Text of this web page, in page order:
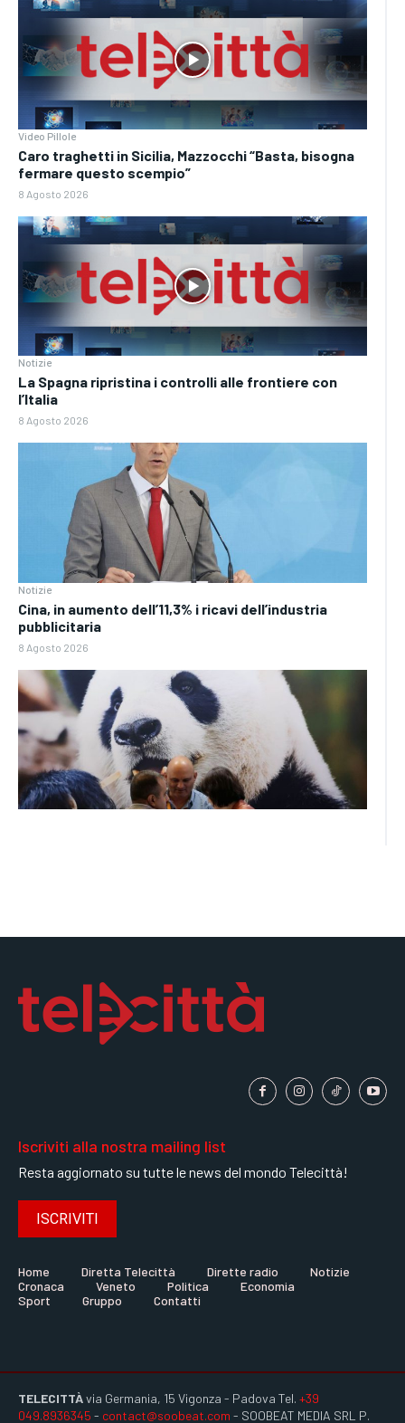
Video Pillole
Caro traghetti in Sicilia, Mazzocchi “Basta, bisogna
fermare questo scempio”
8 Agosto 2026
Notizie
La Spagna ripristina i controlli alle frontiere con
l’Italia
8 Agosto 2026
Notizie
Cina, in aumento dell’11,3% i ricavi dell’industria
pubblicitaria
8 Agosto 2026
Iscriviti alla nostra mailing list
Resta aggiornato su tutte le news del mondo Telecittà!
ISCRIVITI
Home Diretta Telecittà Dirette radio
Notizie
Cronaca
Veneto Politica
Economia
Sport
Gruppo Contatti
TELECITTÀvia Germania, 15 Vigonza - Padova Tel. +39
049.8936345 - contact@soobeat.com - SOOBEAT MEDIA SRL P.